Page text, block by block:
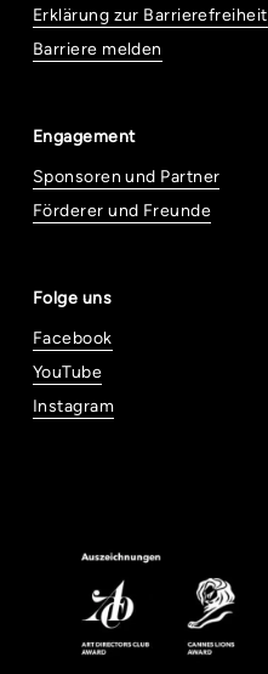
Erklärung zur Barrierefreiheit
Barriere melden
Engagement
Sponsoren und Partner
Förderer und Freunde
Folge uns
Facebook
YouTube
Instagram